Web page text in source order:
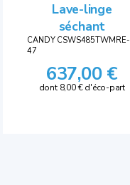
Lave-linge
séchant
CANDY CSWS485TWMRE-
47
637,00 €
dont 8,00 € d'éco-part